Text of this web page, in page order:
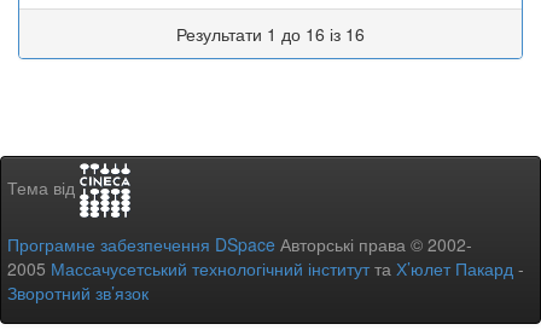
Результати 1 до 16 із 16
Тема від
Програмне забезпечення DSpace Авторські права © 2002-
2005 Массачусетський технологічний інститутта Х’юлет Пакард -
Зворотний зв’язок